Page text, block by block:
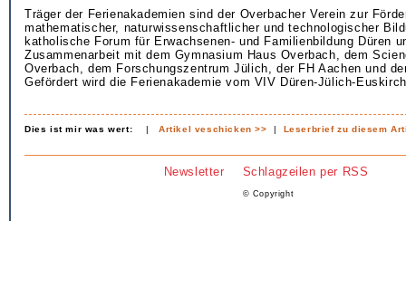
Träger der Ferienakademien sind der Overbacher Verein zur
mathematischer, naturwissenschaftlicher und technologischer
katholische Forum für Erwachsenen- und Familienbildung Düren
Zusammenarbeit mit dem Gymnasium Haus Overbach, dem
Overbach, dem Forschungszentrum Jülich, der FH Aachen und
Gefördert wird die Ferienakademie vom VIV Düren-Jülich-
Dies ist mir was wert: |Artikel veschicken >> | Leserbrief zu diesem
Newsletter Schlagzeilen per RSS
© Copyright